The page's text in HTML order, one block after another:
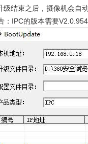
级结束之后，摄像机会自
：IPC的版本需要